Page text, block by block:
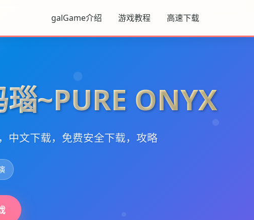
galGame介绍 游戏教程 高速下载
~PURE ONYX
中文下载，免费安全下载，攻略